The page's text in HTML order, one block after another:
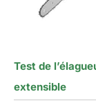
Test de
extensible